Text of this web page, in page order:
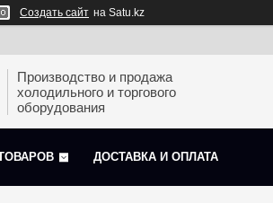
Создать сайт на Satu.kz
Производство и продажа
холодильного и торгового
оборудования
ДОСТАВКА И ОПЛАТА